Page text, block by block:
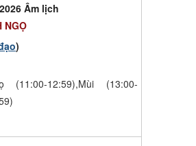
Âm lịch
NGỌ
)
(11:00-12:59),Mùi (13:00-